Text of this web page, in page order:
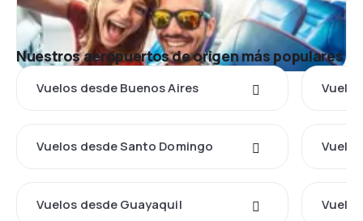
Nuestros aeropuertos de origen más populares
Vuelos desde Buenos Aires
Vuelos desde Santo Domingo
Vuelos desde Guayaquil